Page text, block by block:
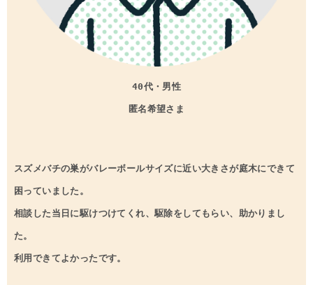
40代・男性
匿名希望さま
スズメバチの巣がバレーボールサイズに近い大きさが庭木にできて
困っていました。
相談した当日に駆けつけてくれ、駆除をしてもらい、助かりまし
た。
利用できてよかったです。